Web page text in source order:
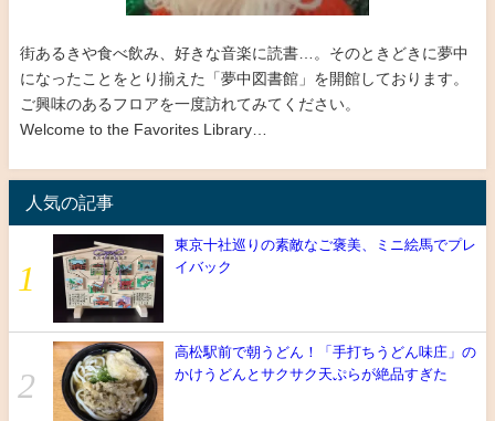
街あるきや食べ飲み、好きな音楽に読書…。そのときどきに夢中
になったことをとり揃えた「夢中図書館」を開館しております。
ご興味のあるフロアを一度訪れてみてください。
Welcome to the Favorites Library…
人気の記事
東京十社巡りの素敵なご褒美、ミニ絵馬でプレ
イバック
高松駅前で朝うどん！「手打ちうどん味庄」の
かけうどんとサクサク天ぷらが絶品すぎた